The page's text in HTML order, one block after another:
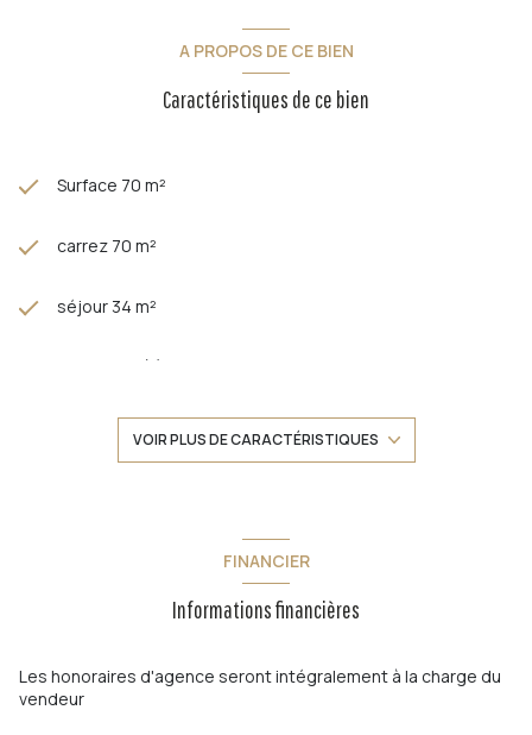
A PROPOS DE CE BIEN
Caractéristiques de ce bien
Surface 70 m²
carrez 70 m²
séjour 34 m²
2 chambre(s)
Chauffage collectif : radiateur (autre)
Chauffage autre : autre (gaz)
VOIR PLUS DE CARACTÉRISTIQUES
FINANCIER
Informations financières
Les honoraires d'agence seront intégralement à la charge du
vendeur